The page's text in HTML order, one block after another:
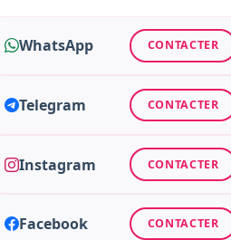
WhatsApp CONTACTER
Telegram CONTACTER
Instagram CONTACTER
Facebook CONTACTER